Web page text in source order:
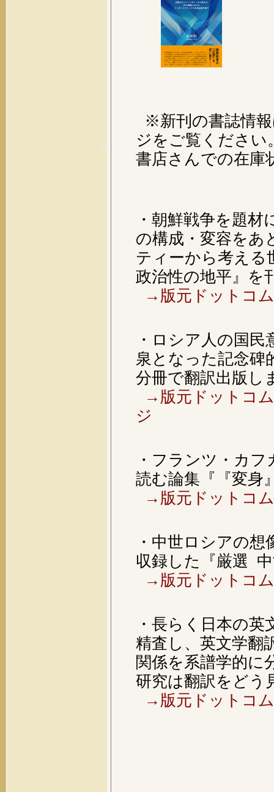
※新刊の書誌情報
ジをご覧ください
書店さんでの在庫
・朝鮮戦争を題
の構成・変容をあ
ティーから考える
政治性の地平』を
→版元ドットコ
・ロシア人の国
泉となった記念碑
分冊で翻訳出版し
→版元ドットコ
ジ
・フランツ・カ
読む論集『『変身
→版元ドットコ
・中世ロシアの
収録した『厳選
→版元ドットコ
・長らく日本の
精査し、英文学翻
関係を系譜学的に
研究は翻訳をどう
→版元ドットコ